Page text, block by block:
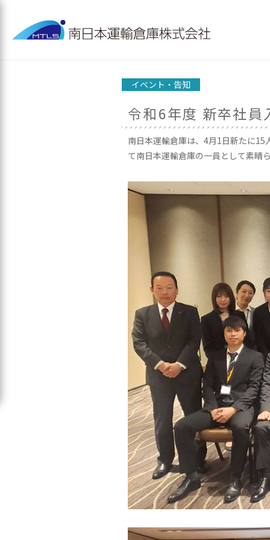
イベント・告知
令和6年度 新卒社
南日本運輸倉庫は、4月1日新たに
て南日本運輸倉庫の一員として素晴